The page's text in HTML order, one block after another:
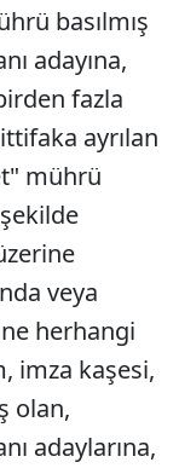
basılmış
adayına,
fazla
ayrılan
mührü
veya
herhangi
imza kaşesi,
olan,
adaylarına,